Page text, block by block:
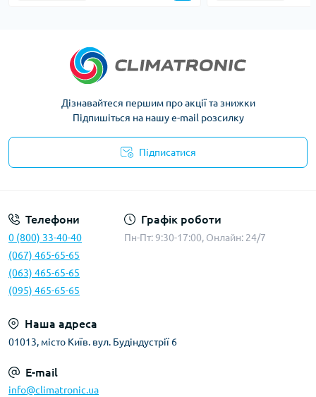
Дізнавайтеся першим про акції та знижки
Підпишіться на нашу e-mail розсилку
Підписатися
Телефони
0 (800) 33-40-40
(067) 465-65-65
(063) 465-65-65
(095) 465-65-65
Графік роботи
Пн-Пт: 9:30-17:00, Онлайн: 24/7
Наша адреса
01013, місто Київ. вул. Будіндустрії 6
E-mail
info@climatronic.ua